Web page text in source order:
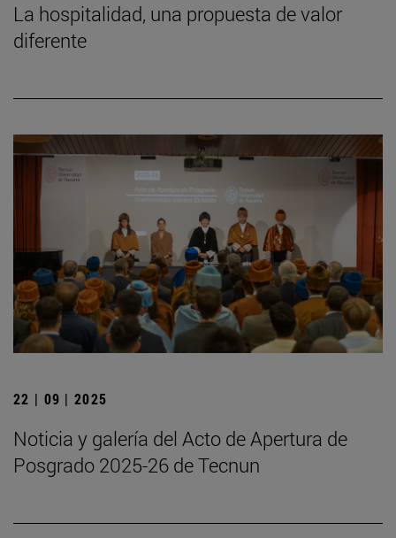
La hospitalidad, una propuesta de valor
diferente
22 | 09 | 2025
Noticia y galería del Acto de Apertura de
Posgrado 2025-26 de Tecnun